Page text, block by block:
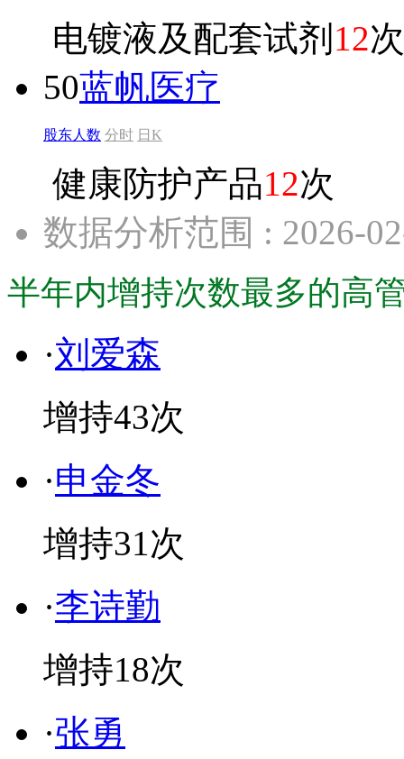
电镀液及配套试剂 12次
50蓝帆医疗
股东人数 分时 日K
健康防护产品12次
数据分析范围 : 2026-
半年内增持次数最多的高管·
·刘爱森
增持43次
·申金冬
增持31次
·李诗勤
增持18次
·张勇